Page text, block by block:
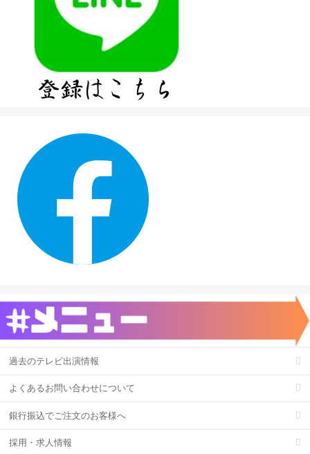
過去のテレビ出演情報
よくあるお問い合わせについて
銀行振込でご注文のお客様へ
採用・求人情報